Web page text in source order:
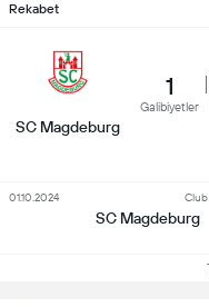
Rekabet
SC Magdeburg
1
Galibiyetler
SC Magdeburg
01.10.2024